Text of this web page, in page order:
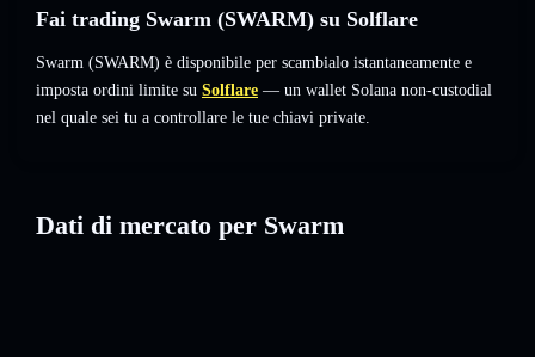
Fai trading Swarm (SWARM) su Solflare
Swarm (SWARM) è disponibile per scambialo istantaneamente e
imposta ordini limite su Solflare — un wallet Solana non-custodial
nel quale sei tu a controllare le tue chiavi private.
Dati di mercato per Swarm